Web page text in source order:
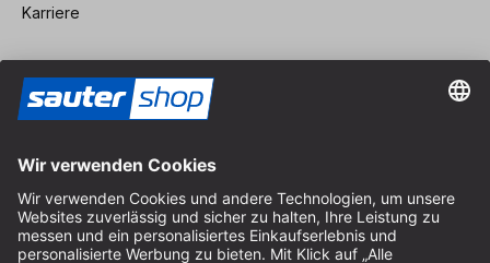
Karriere
Impressum
AGB